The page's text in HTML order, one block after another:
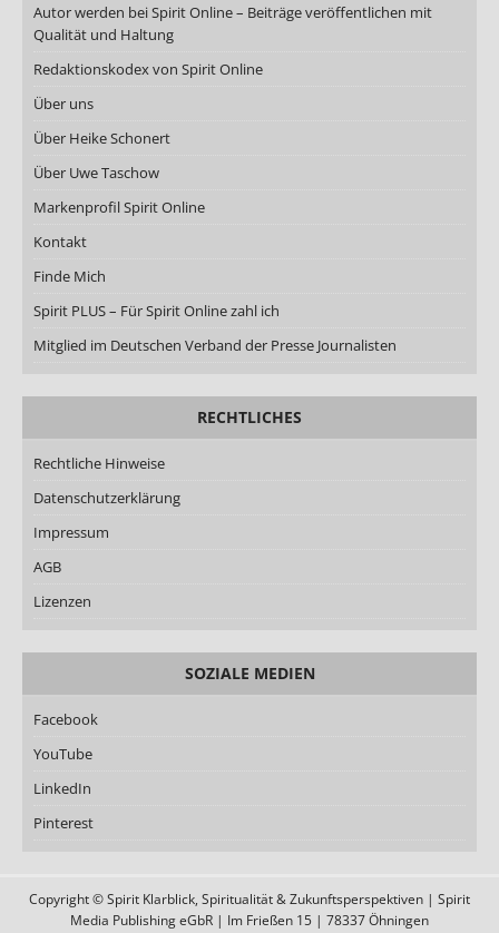
Autor werden bei Spirit Online – Beiträge veröffentlichen mit
Qualität und Haltung
Redaktionskodex von Spirit Online
Über uns
Über Heike Schonert
Über Uwe Taschow
Markenprofil Spirit Online
Kontakt
Finde Mich
Spirit PLUS – Für Spirit Online zahl ich
Mitglied im Deutschen Verband der Presse Journalisten
RECHTLICHES
Rechtliche Hinweise
Datenschutzerklärung
Impressum
AGB
Lizenzen
SOZIALE MEDIEN
Facebook
YouTube
LinkedIn
Pinterest
Copyright © Spirit Klarblick, Spiritualität & Zukunftsperspektiven | Spirit
Media Publishing eGbR | Im Frießen 15 | 78337 Öhningen